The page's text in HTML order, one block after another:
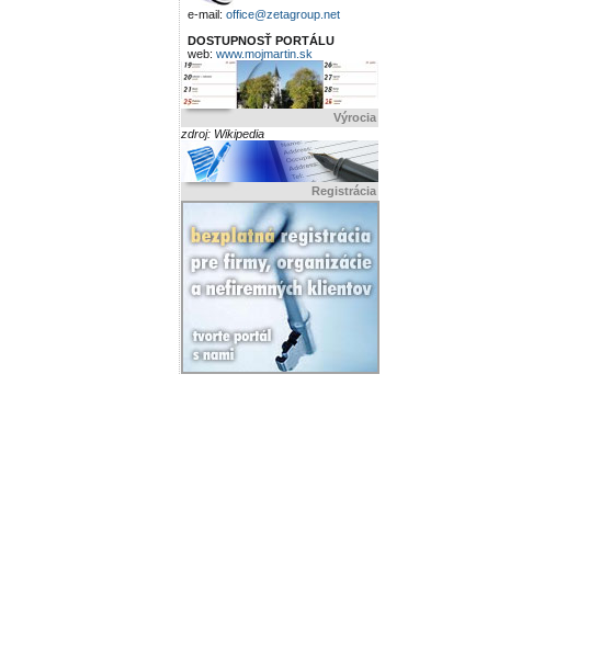
e-mail: office@zetagroup.net
DOSTUPNOSŤ PORTÁLU
web: www.mojmartin.sk
Výrocia
zdroj: Wikipedia
Registrácia